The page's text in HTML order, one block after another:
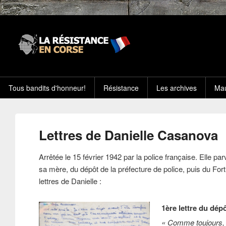
Tous bandits d'honneur! Résistance Les archives
Lettres de Danielle Casanova
Arrêtée le 15 février 1942 par la police française. Elle
sa mère, du dépôt de la préfecture de police, puis du
lettres de Danielle :
1ère lettre du
« Comme